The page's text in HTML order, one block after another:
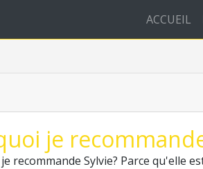
ACCUEIL
je
recommande Sylvie? Parce qu'elle